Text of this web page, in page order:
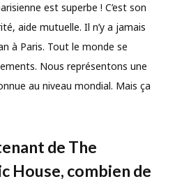
est superbe ! C’est son
aide mutuelle. Il n’y a jamais
à Paris. Tout le monde se
Nous représentons une
au niveau mondial. Mais ça
de The
House, combien de